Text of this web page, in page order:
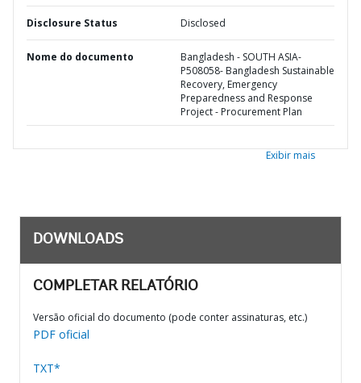
Disclosure Status Disclosed
Nome do documento
Bangladesh - SOUTH ASIA-
P508058- Bangladesh Sustainable
Recovery, Emergency
Preparedness and Response
Project - Procurement Plan
Exibir mais
DOWNLOADS
COMPLETAR RELATÓRIO
Versão oficial do documento (pode conter assinaturas, etc.)
PDF oficial
TXT*